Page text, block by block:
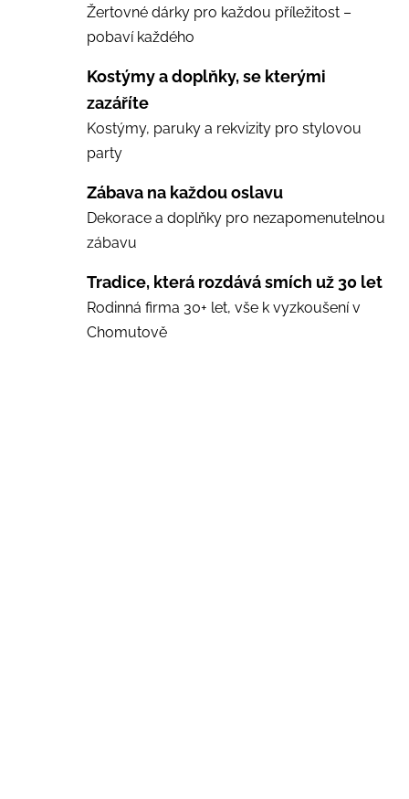
Žertovné dárky pro každou příležitost –
pobaví každého
Kostýmy a doplňky, se kterými
zazáříte
Kostýmy, paruky a rekvizity pro stylovou
party
Zábava na každou oslavu
Dekorace a doplňky pro nezapomenutelnou
zábavu
Tradice, která rozdává smích už 30 let
Rodinná firma 30+ let, vše k vyzkoušení v
Chomutově